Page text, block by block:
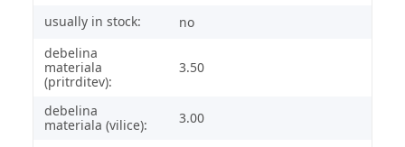
usually in stock:
no
debelina
materiala
(pritrditev):
3.50
debelina
materiala (vilice):
3.00